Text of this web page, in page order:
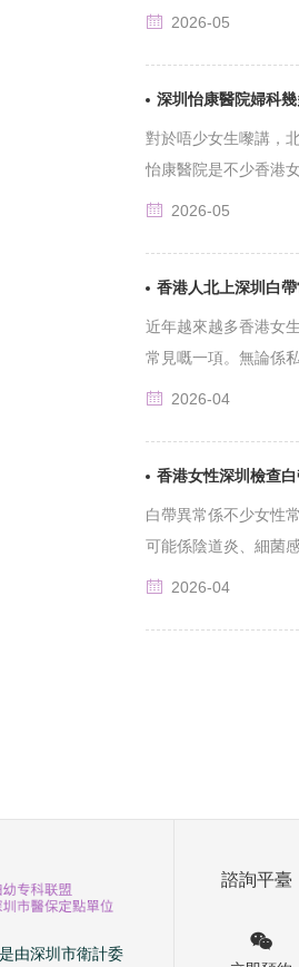
2026-05
深圳怡康醫院婦科
對於唔少女生嚟講，
怡康醫院是不少香港
2026-05
香港人北上深圳白
近年越來越多香港女
常見嘅一項。無論係
2026-04
香港女性深圳檢查
白帶異常係不少女性
可能係陰道炎、細菌
2026-04
由深圳市衛計委
諮詢平臺